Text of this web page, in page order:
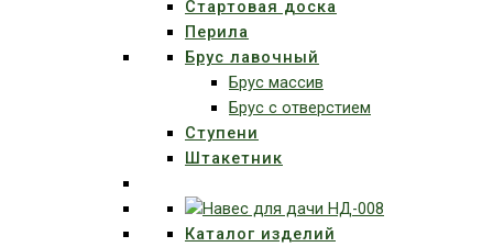
Стартовая доска
Перила
Брус лавочный
Брус массив
Брус с отверстием
Ступени
Штакетник
Каталог изделий